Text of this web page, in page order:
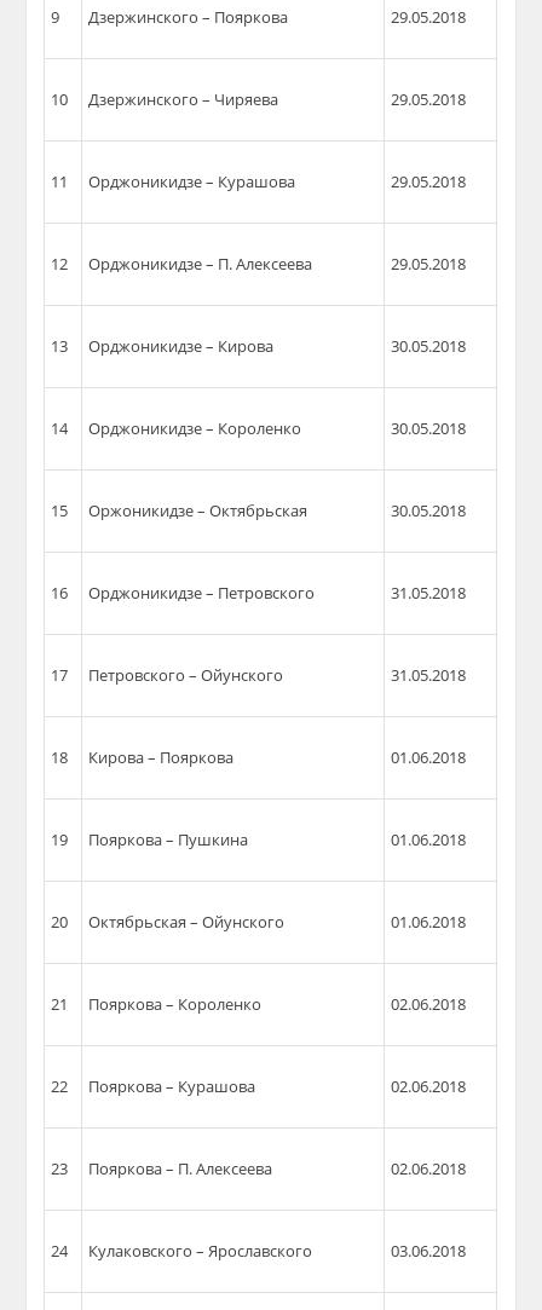
9 Дзержинского – Пояркова 29.05.2018
10 Дзержинского – Чиряева 29.05.2018
11 Орджоникидзе – Курашова 29.05.2018
12 Орджоникидзе – П. Алексеева 29.05.2018
13 Орджоникидзе – Кирова 30.05.2018
14 Орджоникидзе – Короленко 30.05.2018
15 Оржоникидзе – Октябрьская 30.05.2018
16 Орджоникидзе – Петровского 31.05.2018
17 Петровского – Ойунского 31.05.2018
18 Кирова – Пояркова 01.06.2018
19 Пояркова – Пушкина 01.06.2018
20 Октябрьская –Ойунского 01.06.2018
21 Пояркова – Короленко 02.06.2018
22 Пояркова – Курашова 02.06.2018
23 Пояркова – П. Алексеева 02.06.2018
24 Кулаковского – Ярославского 03.06.2018